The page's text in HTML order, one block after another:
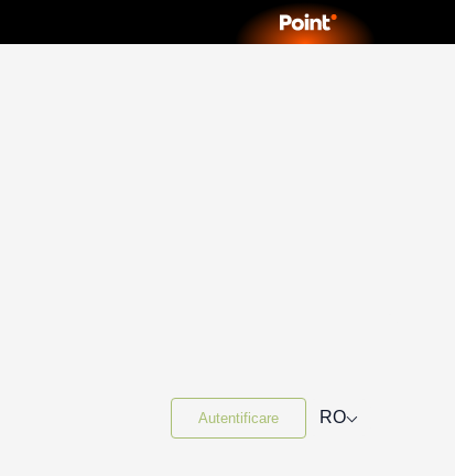
Autentificare RO⌵